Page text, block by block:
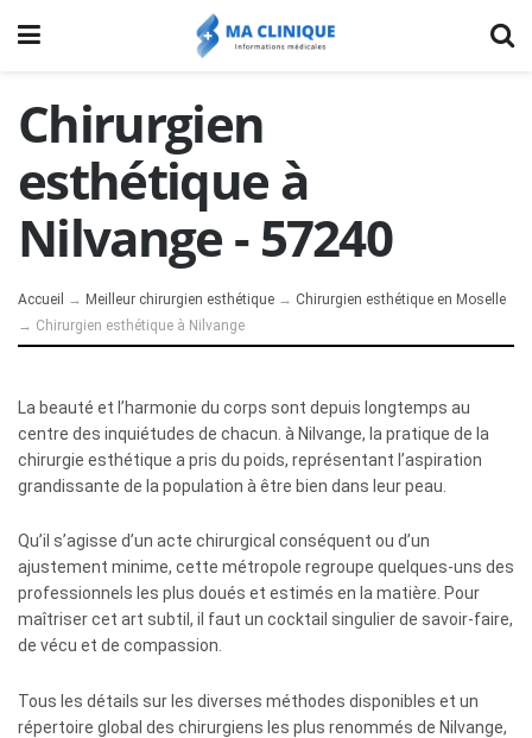
Chirurgien
esthétique à
Nilvange - 57240
Accueil → Meilleur chirurgien esthétique → Chirurgien esthétique en Moselle
→ Chirurgien esthétique à Nilvange
La beauté et l’harmonie du corps sont depuis longtemps au
centre des inquiétudes de chacun. à Nilvange, la pratique de la
chirurgie esthétique a pris du poids, représentant l’aspiration
grandissante de la population à être bien dans leur peau.
Qu’il s’agisse d’un acte chirurgical conséquent ou d’un
ajustement minime, cette métropole regroupe quelques-uns des
professionnels les plus doués et estimés en la matière. Pour
maîtriser cet art subtil, il faut un cocktail singulier de savoir-faire,
de vécu et de compassion.
Tous les détails sur les diverses méthodes disponibles et un
répertoire global des chirurgiens les plus renommés de Nilvange,